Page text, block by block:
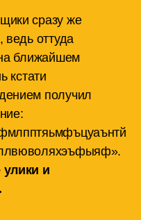
сразу же
ведь оттуда
ближайшем
кстати
получил
улики и